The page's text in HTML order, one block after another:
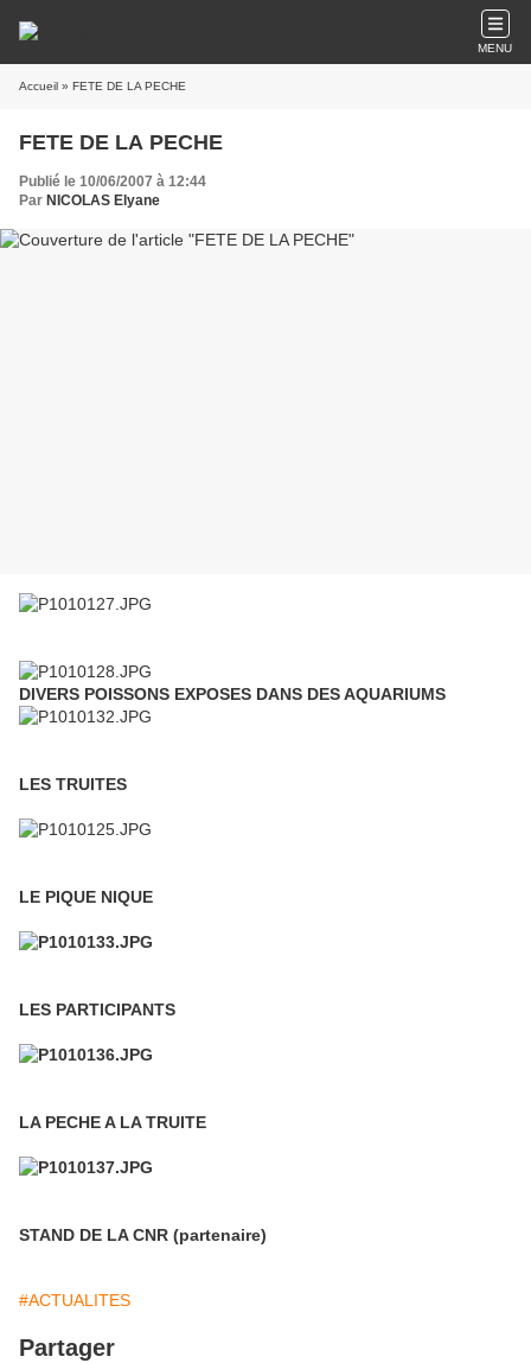
MENU
Accueil » FETE DE LA PECHE
FETE DE LA PECHE
Publié le 10/06/2007 à 12:44
Par NICOLAS Elyane
DIVERS POISSONS EXPOSES DANS DES AQUARIUMS
LES TRUITES
LE PIQUE NIQUE
LES PARTICIPANTS
LA PECHE A LA TRUITE
STAND DE LA CNR (partenaire)
#ACTUALITES
Partager